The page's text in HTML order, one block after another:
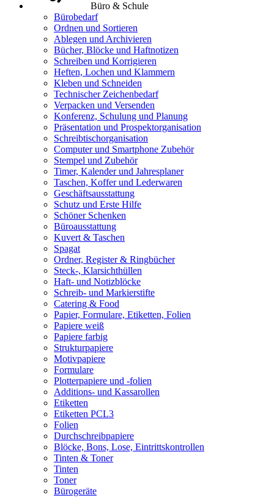
Büro & Schule
Bürobedarf
Ordnen und Sortieren
Ablegen und Archivieren
Bücher, Blöcke und Haftnotizen
Schreiben und Korrigieren
Heften, Lochen und Klammern
Kleben und Schneiden
Technischer Zeichenbedarf
Verpacken und Versenden
Konferenz, Schulung und Planung
Präsentation und Prospektorganisation
Schreibtischorganisation
Computer und Smartphone Zubehör
Stempel und Zubehör
Timer, Kalender und Jahresplaner
Taschen, Koffer und Lederwaren
Geschäftsausstattung
Schutz und Erste Hilfe
Schöner Schenken
Büroausstattung
Kuvert & Taschen
Spagat
Ordner, Register & Ringbücher
Steck-, Klarsichthüllen
Haft- und Notizblöcke
Schreib- und Markierstifte
Catering & Food
Papier, Formulare, Etiketten, Folien
Papiere weiß
Papiere farbig
Strukturpapiere
Motivpapiere
Formulare
Plotterpapiere und -folien
Additions- und Kassarollen
Etiketten
Etiketten PCL3
Folien
Durchschreibpapiere
Blöcke, Bons, Lose, Eintrittskontrollen
Tinten & Toner
Tinten
Toner
Bürogeräte